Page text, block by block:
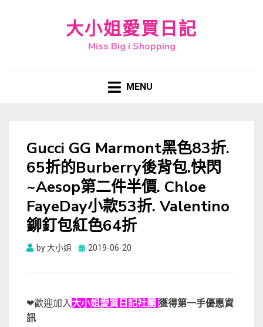
大小姐愛買日記
Miss Big i Shopping
MENU
Gucci GG Marmont黑色83折.
65折的Burberry後背包.快閃
~Aesop第二件半價. Chloe
FayeDay小款53折. Valentino
鉚釘包紅色64折
by大小姐
Posted
2019-06-20
❤歡迎加入 大小姐愛買日記社團 獲得第一手優惠資
訊